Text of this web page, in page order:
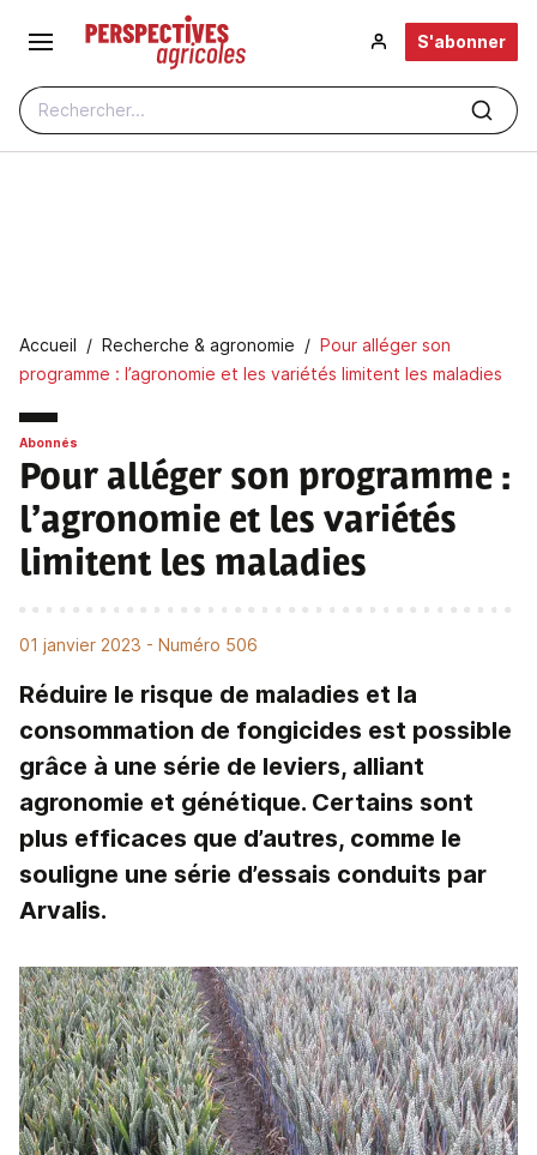
Aller au contenu principal
Rechercher...
S'abonner
Fil d'Ariane
Accueil Recherche & agronomie
Pour alléger son
programme : l’agronomie et les variétés limitent les maladies
Abonnés
Pour alléger son programme :
l’agronomie et les variétés
limitent les maladies
01 janvier 2023 - Numéro 506
Réduire le risque de maladies et la
consommation de fongicides est possible
grâce à une série de leviers, alliant
agronomie et génétique. Certains sont
plus efficaces que d’autres, comme le
souligne une série d’essais conduits par
Arvalis.